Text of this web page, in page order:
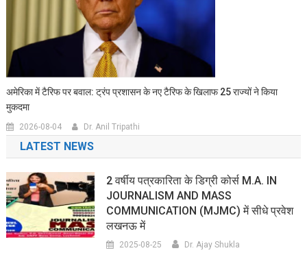
अमेरिका में टैरिफ पर बवाल: ट्रंप प्रशासन के नए टैरिफ के खिलाफ 25 राज्यों ने किया
मुकदमा
2026-08-04 Dr. Anil Tripathi
LATEST NEWS
2 वर्षीय पत्रकारिता के डिग्री कोर्स M.A. IN
JOURNALISM AND MASS
COMMUNICATION (MJMC) में सीधे प्रवेश
लखनऊ में
2025-08-25 Dr. Ajay Shukla